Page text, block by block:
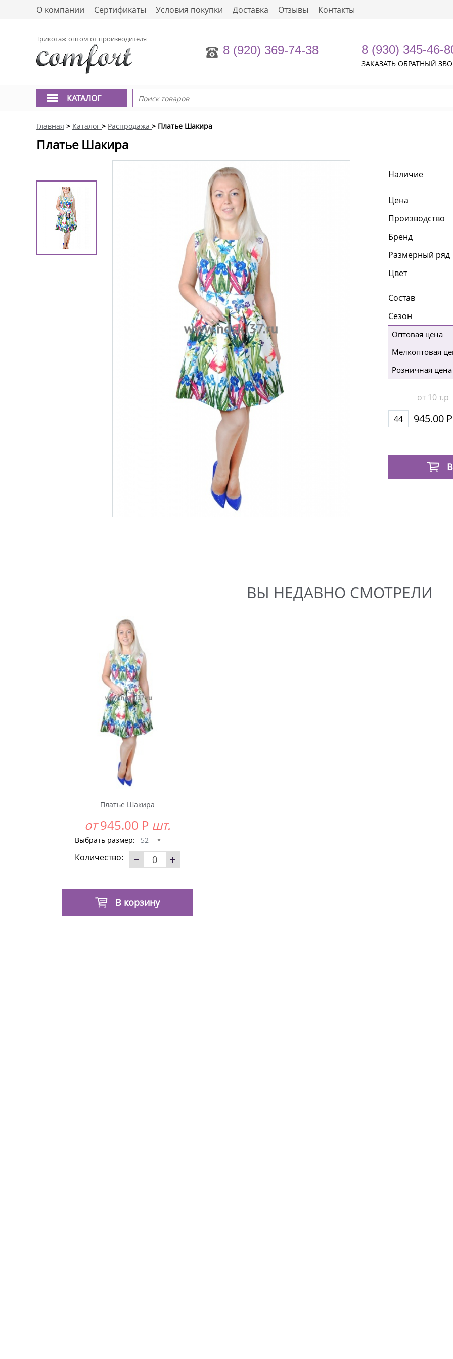
О компании Сертификаты Условия покупки Доставка Отзывы Контакты
Трикотаж оптом от производителя
8 (920) 369-74-38 8 (930) 345-46-
ЗАКАЗАТЬ ОБРАТНЫЙ
КАТАЛОГ
Главная > Каталог > Распродажа > Платье Шакира
Платье Шакира
Наличие
Цена
Производство
Бренд
Размерный ряд
Цвет
Состав
Сезон
Оптовая цена
Мелкоптовая
Розничная цена
от 10 т.р
44
945.00 Р
ВЫ НЕДАВНО СМОТРЕЛИ
Платье Шакира
от 945.00 Р шт.
Выбрать размер: 52
Количество:
В корзину